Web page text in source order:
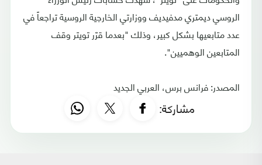
الروسي ديمتري مدفيديف ووزارتي الخارجية الروسية تراجعاً في
عدد متابعيها بشكل كبير، وذلك "بعدما قرّر تويتر وقف
المتابعين الوهميين".
المصدر: فرانس برس، العربي الجديد
مشاركة: